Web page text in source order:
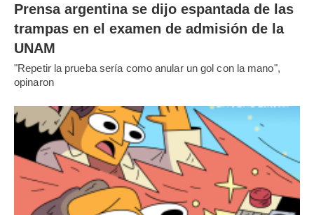
Prensa argentina se dijo espantada de las
trampas en el examen de admisión de la
UNAM
"Repetir la prueba sería como anular un gol con la mano",
opinaron